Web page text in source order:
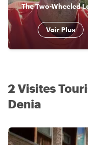
The Two-Wheeled
Voir Plus
2 Visites
Denia